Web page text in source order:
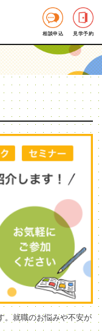
相談申込 見学予約
。就職のお悩みや不安が